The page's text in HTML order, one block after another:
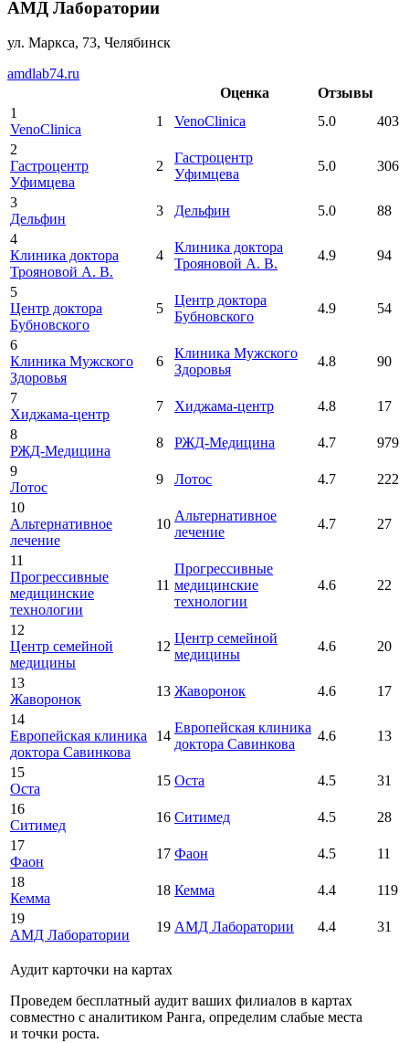
АМД Лаборатории
ул. Маркса, 73, Челябинск
amdlab74.ru
Оценка
Отзывы
1
VenoClinica
1 VenoClinica 5.0
403
2
Гастроцентр
Уфимцева
2
Гастроцентр
Уфимцева
5.0 306
3
Дельфин
3 Дельфин 5.0
88
4
Клиника доктора
Трояновой А. В.
4
Клиника доктора
Трояновой А. В.
4.9 94
5
Центр доктора
Бубновского
5
Центр доктора
Бубновского
4.9 54
6
Клиника Мужского
Здоровья
6
Клиника Мужского
Здоровья
4.8 90
7
Хиджама-центр
7 Хиджама-центр 4.8
17
8
РЖД-Медицина
8 РЖД-Медицина 4.7
979
9
Лотос
9 Лотос 4.7
222
10
Альтернативное
лечение
10
Альтернативное
лечение
4.7 27
11
Прогрессивные
медицинские
технологии
11
Прогрессивные
медицинские
технологии
4.6 22
12
Центр семейной
медицины
12
Центр семейной
медицины
4.6 20
13
Жаворонок
13 Жаворонок 4.6
17
14
Европейская клиника
доктора Савинкова
14
Европейская клиника
доктора Савинкова
4.6 13
15
Оста
15 Оста 4.5
31
16
Ситимед
16 Ситимед 4.5
28
17
Фаон
17 Фаон 4.5
11
18
Кемма
18 Кемма 4.4
119
19
АМД Лаборатории
19 АМД Лаборатории 4.4 31
Аудит карточки на картах
Проведем бесплатный аудит ваших филиалов в картах
совместно с аналитиком Ранга, определим слабые места
и точки роста.